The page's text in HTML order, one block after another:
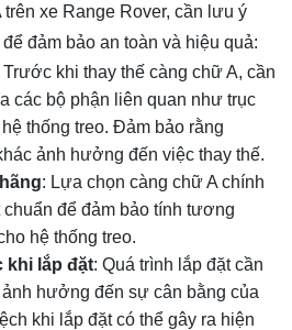
xe Range Rover, cần lưu ý
đảm bảo an toàn và hiệu quả:
Trước khi thay thế càng chữ A, cần
các bộ phận liên quan như trục
thống treo. Đảm bảo rằng
ảnh hưởng đến việc thay thế.
: Lựa chọn càng chữ A chính
chuẩn để đảm bảo tính tương
hệ thống treo.
khi lắp đặt: Quá trình lắp đặt cần
hưởng đến sự cân bằng của
khi lắp đặt có thể gây ra hiện